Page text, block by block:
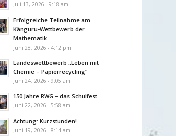
Juli 13, 2026 - 9:18 am
Erfolgreiche Teilnahme am
Känguru-Wettbewerb der
Mathematik
Juni 28, 2026 - 4:12 pm
Landeswettbewerb „Leben mit
Chemie – Papierrecycling“
Juni 24, 2026 - 9:05 am
150 Jahre RWG – das Schulfest
Juni 22, 2026 - 5:58 am
Achtung: Kurzstunden!
Juni 19, 2026 - 8:14 am